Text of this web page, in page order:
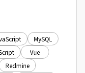
MySQL
Vue
Redmine